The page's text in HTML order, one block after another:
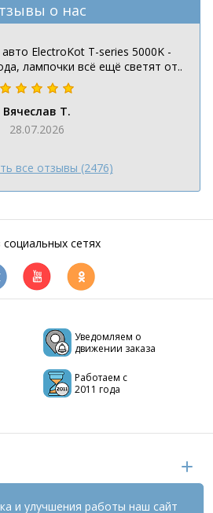
о нас
ElectroKot T-series 5000K -
лампочки всё ещё светят от..
Вячеслав Т.
28.07.2026
все отзывы (2476)
сетях
Уведомляем о
движении заказа
Работаем с
2011 года
и улучшения работы наш сайт